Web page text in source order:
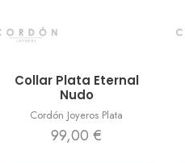
Collar Plata Eternal
Nudo
Cordón Joyeros Plata
99,00€